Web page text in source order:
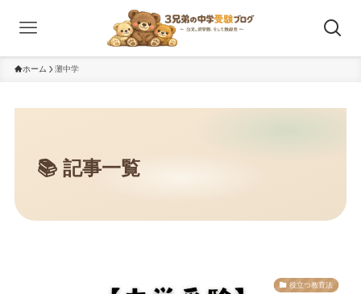
ホーム 灘中学
役立つ教育法